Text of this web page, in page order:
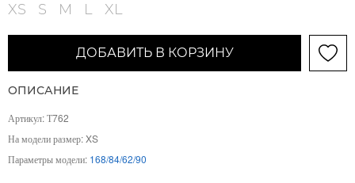
XS S M L XL
ДОБАВИТЬ В КОРЗИНУ
ОПИСАНИЕ
Артикул: Т762
На модели размер: XS
Параметры модели: 168/84/62/90